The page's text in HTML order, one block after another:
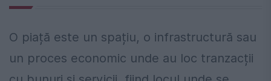
Evenimentul
Zilei
O piață este un spațiu, o infrastructură sau
un proces economic unde au loc tranzacții